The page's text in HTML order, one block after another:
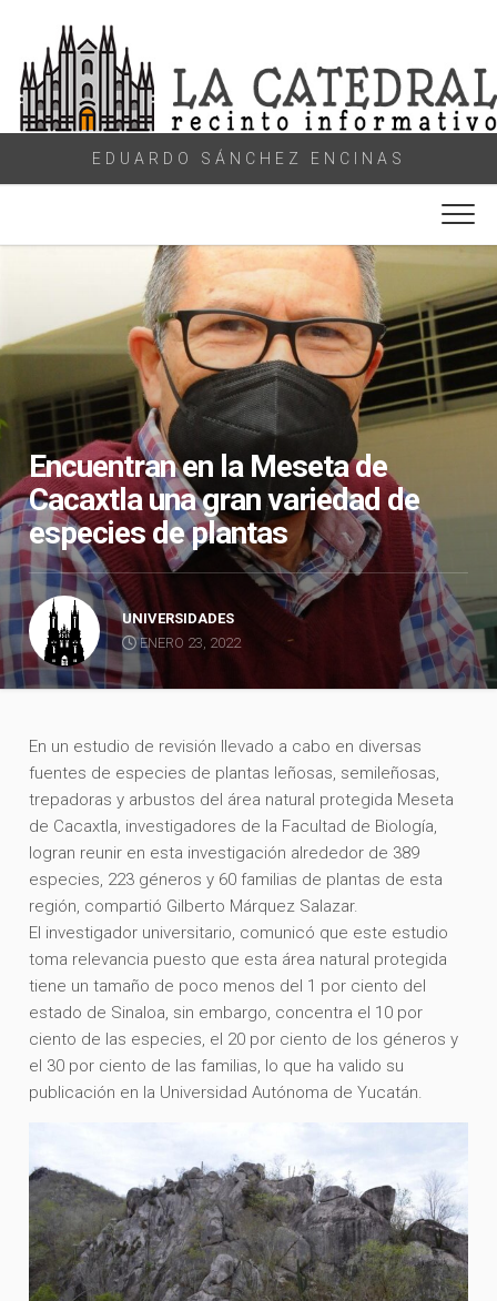
content
EDUARDO SÁNCHEZ ENCINAS
Encuentran en la Meseta de
Cacaxtla una gran variedad de
especies de plantas
UNIVERSIDADES
ENERO 23, 2022
En un estudio de revisión llevado a cabo en diversas
fuentes de especies de plantas leñosas, semileñosas,
trepadoras y arbustos del área natural protegida Meseta
de Cacaxtla, investigadores de la Facultad de Biología,
logran reunir en esta investigación alrededor de 389
especies, 223 géneros y 60 familias de plantas de esta
región, compartió Gilberto Márquez Salazar.
El investigador universitario, comunicó que este estudio
toma relevancia puesto que esta área natural protegida
tiene un tamaño de poco menos del 1 por ciento del
estado de Sinaloa, sin embargo, concentra el 10 por
ciento de las especies, el 20 por ciento de los géneros y
el 30 por ciento de las familias, lo que ha valido su
publicación en la Universidad Autónoma de Yucatán.